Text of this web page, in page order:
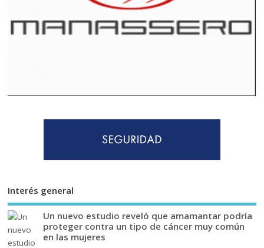
Interés general
Un nuevo estudio reveló que amamantar podría
proteger contra un tipo de cáncer muy común
en las mujeres